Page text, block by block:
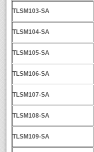
TLSM103-SA
TLSM104-SA
TLSM105-SA
TLSM106-SA
TLSM107-SA
TLSM108-SA
TLSM109-SA